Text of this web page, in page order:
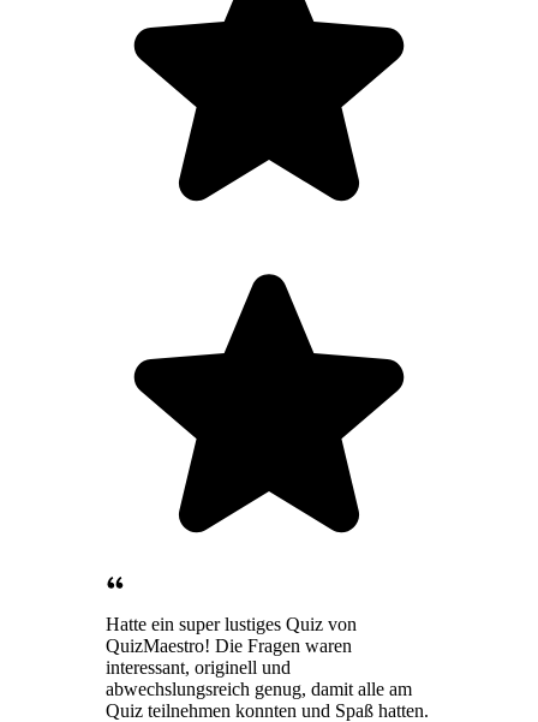
Hatte ein super lustiges Quiz von
QuizMaestro! Die Fragen waren
interessant, originell und
abwechslungsreich genug, damit alle am
Quiz teilnehmen konnten und Spaß hatten.